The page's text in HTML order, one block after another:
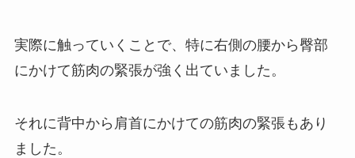
実際に触っていくことで、特に右側の腰から臀部
にかけて筋肉の緊張が強く出ていました。
それに背中から肩首にかけての筋肉の緊張もあり
ました。